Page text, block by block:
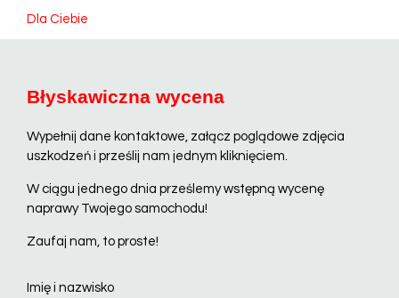
Dla Ciebie
Błyskawiczna wycena
Wypełnij dane kontaktowe, załącz poglądowe zdjęcia
uszkodzeń i prześlij nam jednym kliknięciem.
W ciągu jednego dnia prześlemy wstępną wycenę
naprawy Twojego samochodu!
Zaufaj nam, to proste!
Imię i nazwisko